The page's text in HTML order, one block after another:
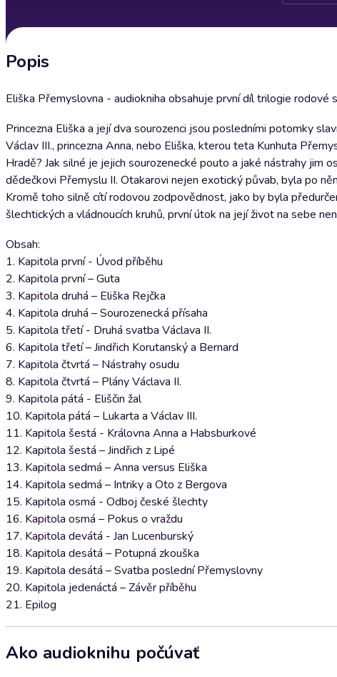
Popis
Eliška Přemyslovna - audiokniha obsahuje první díl trilogie
Princezna Eliška a její dva sourozenci jsou posledními potomky
Václav III., princezna Anna, nebo Eliška, kterou teta Kunhuta
Hradě? Jak silné je jejich sourozenecké pouto a jaké nástrahy jim
dědečkovi Přemyslu II. Otakarovi nejen exotický půvab, byla po
Kromě toho silně cítí rodovou zodpovědnost, jako by byla
šlechtických a vládnoucích kruhů, první útok na její život na sebe
Obsah:
1. Kapitola první - Úvod příběhu
2. Kapitola první – Guta
3. Kapitola druhá – Eliška Rejčka
4. Kapitola druhá – Sourozenecká přísaha
5. Kapitola třetí - Druhá svatba Václava II.
6. Kapitola třetí – Jindřich Korutanský a Bernard
7. Kapitola čtvrtá – Nástrahy osudu
8. Kapitola čtvrtá – Plány Václava II.
9. Kapitola pátá - Eliščin žal
10. Kapitola pátá – Lukarta a Václav III.
11. Kapitola šestá - Královna Anna a Habsburkové
12. Kapitola šestá – Jindřich z Lipé
13. Kapitola sedmá – Anna versus Eliška
14. Kapitola sedmá – Intriky a Oto z Bergova
15. Kapitola osmá - Odboj české šlechty
16. Kapitola osmá – Pokus o vraždu
17. Kapitola devátá - Jan Lucenburský
18. Kapitola desátá – Potupná zkouška
19. Kapitola desátá – Svatba poslední Přemyslovny
20. Kapitola jedenáctá – Závěr příběhu
21. Epilog
Ako audioknihu počúvať